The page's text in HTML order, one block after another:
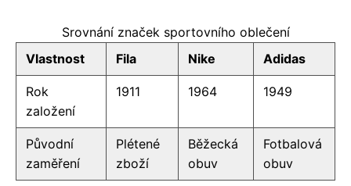
Srovnání značek sportovního oblečení
Vlastnost
Fila Nike Adidas
Rok
založení
1911 1964 1949
Původní
zaměření
Plétené
zboží
Běžecká
obuv
Fotbalová
obuv